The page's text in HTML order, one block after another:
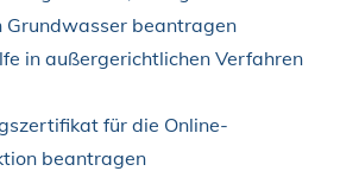
Grundwasser beantragen
in außergerichtlichen Verfahren
für die Online-
beantragen